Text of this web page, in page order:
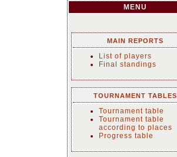
MENU
MAIN REPORTS
List of players
Final standings
TOURNAMENT TABLES
Tournament table
Tournament table
according to places
Progress table